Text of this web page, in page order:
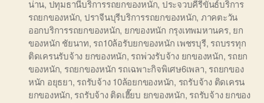
น่าน, ปทุมธานีบริการรถยกของหนัก, ประจวบคีรีขันธ์บริการ
รถยกของหนัก, ปราจีนบุรีบริการรถยกของหนัก, ภาคตะวัน
ออกบริการรถยกของหนัก, ยกของหนัก กรุงเทพมหานคร, ยก
ของหนัก ชัยนาท, รถ10ล้อรับยกของหนัก เพชรบุรี, รถบรรทุก
ติดเครนรับจ้าง ยกของหนัก, รถพ่วงรับจ้าง ยกของหนัก, รถยก
ของหนัก, รถยกของหนัก รถเฉพาะกิจพิเศษ6เพลา, รถยกของ
หนัก อยุธยา, รถรับจ้าง 10ล้อยกของหนัก, รถรับจ้าง ติดเครน
ยกของหนัก, รถรับจ้าง ติดเฮี๊ยบ ยกของหนัก, รถรับจ้าง ยกของ